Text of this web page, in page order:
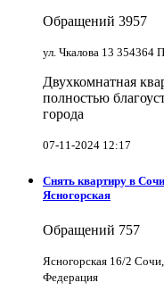
Обращений 3957
ул. Чкалова 13 354364
Двухкомнатная
полностью
города
07-11-2024 12:17
Снять квартиру в
Ясногорская
Обращений 757
Ясногорская 16/2
Федерация